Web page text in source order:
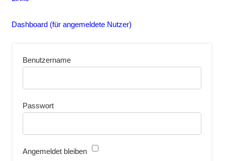
Dashboard (für angemeldete Nutzer)
Benutzername
Passwort
Angemeldet bleiben